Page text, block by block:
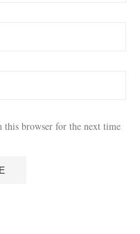
this browser for the next time